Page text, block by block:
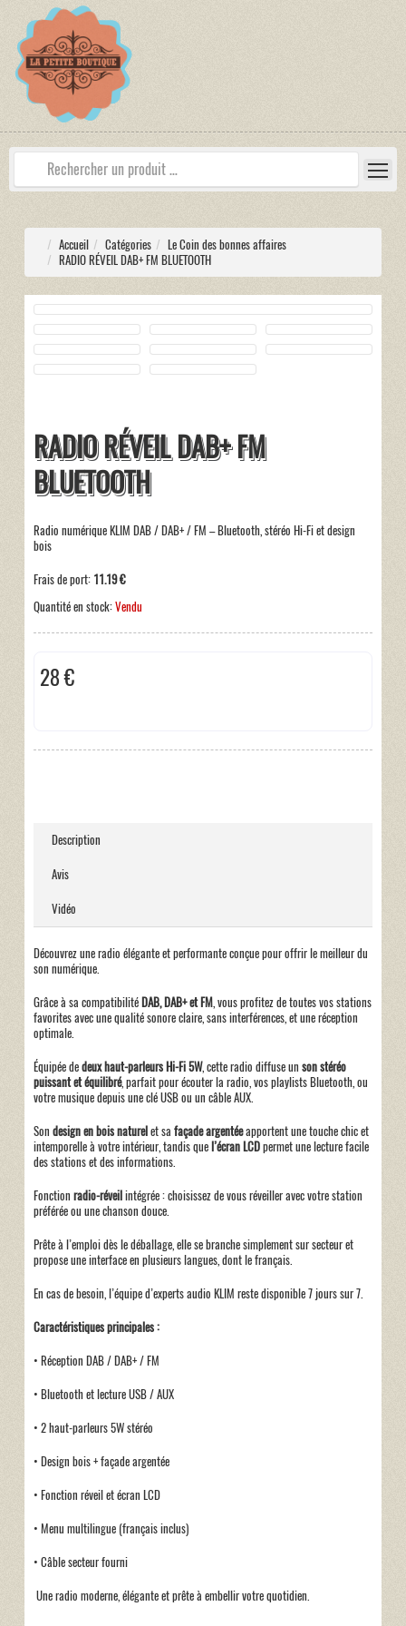
Accueil Catégories
Le Coin des bonnes affaires
RADIO RÉVEIL DAB+ FM BLUETOOTH
RADIO RÉVEIL DAB+ FM
BLUETOOTH
Radio numérique KLIM DAB / DAB+ / FM – Bluetooth, stéréo Hi-Fi et design
bois
Frais de port: 11.19 €
Quantité en stock:Vendu
28 €
Description
Avis
Vidéo
Découvrez une radio élégante et performante conçue pour offrir le meilleur du
son numérique.
Grâce à sa compatibilité DAB, DAB+ et FM, vous profitez de toutes vos stations
favorites avec une qualité sonore claire, sans interférences, et une réception
optimale.
Équipée dedeux haut-parleurs Hi-Fi 5W, cette radio diffuse un son stéréo
puissant et équilibré, parfait pour écouter la radio, vos playlists Bluetooth, ou
votre musique depuis une clé USB ou un câble AUX.
Son design en bois naturelet sa façade argentéeapportent une touche chic et
intemporelle à votre intérieur, tandis quel’écran LCDpermet une lecture facile
des stations et des informations.
Fonction radio-réveilintégrée : choisissez de vous réveiller avec votre station
préférée ou une chanson douce.
Prête à l’emploi dès le déballage, elle se branche simplement sur secteur et
propose une interface en plusieurs langues, dont le français.
En cas de besoin, l’équipe d’experts audio KLIM reste disponible 7 jours sur 7.
Caractéristiques principales :
• Réception DAB / DAB+ / FM
• Bluetooth et lecture USB / AUX
• 2 haut-parleurs 5W stéréo
• Design bois + façade argentée
• Fonction réveil et écran LCD
• Menu multilingue (français inclus)
• Câble secteur fourni
Une radio moderne, élégante et prête à embellir votre quotidien.